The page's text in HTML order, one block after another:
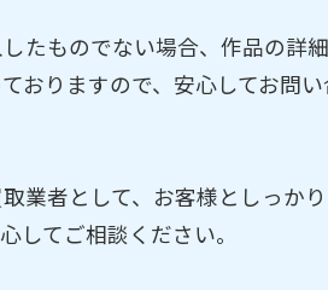
たものでない場合、作品の詳
おりますので、安心してお問
業者として、お客様としっか
してご相談ください。